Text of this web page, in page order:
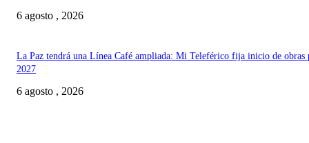
6 agosto , 2026
La Paz tendrá una Línea Café ampliada: Mi Teleférico fija inicio de obras
2027
6 agosto , 2026